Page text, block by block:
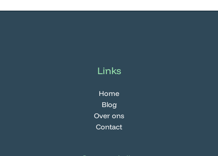
Links
Home
Blog
Over ons
Contact